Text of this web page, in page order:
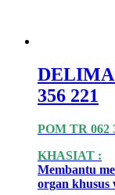
356 221
POM TR 062
KHASIAT :
Membantu
organ khusus